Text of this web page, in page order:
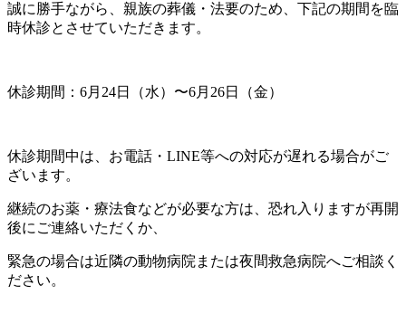
誠に勝手ながら、親族の葬儀・法要のため、下記の期間を臨
時休診とさせていただきます。
休診期間：6月24日（水）〜6月26日（金）
休診期間中は、お電話・LINE等への対応が遅れる場合がご
ざいます。
継続のお薬・療法食などが必要な方は、恐れ入りますが再開
後にご連絡いただくか、
緊急の場合は近隣の動物病院または夜間救急病院へご相談く
ださい。